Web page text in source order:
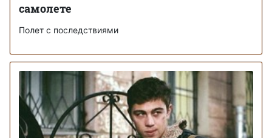
самолете
Полет с последствиями